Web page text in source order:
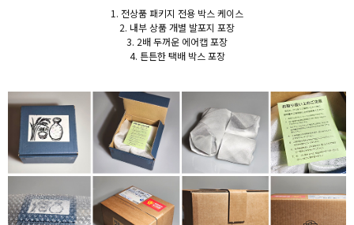
1. 전상품 패키지 전용 박스 케이스
2. 내부 상품 개별 발포지 포장
3. 2배 두꺼운 에어캡 포장
4. 튼튼한 택배 박스 포장